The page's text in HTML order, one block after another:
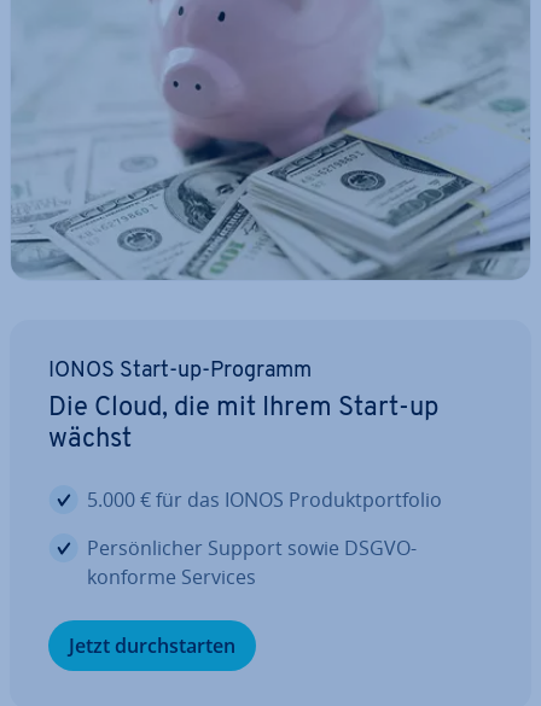
IONOS Start-up-Programm
Die Cloud, die mit Ihrem Start-up
wächst
5.000 € für das IONOS Pro­dukt­port­fo­lio
Per­sön­li­cher Support sowie DSGVO-
konforme Services
Jetzt durch­star­ten